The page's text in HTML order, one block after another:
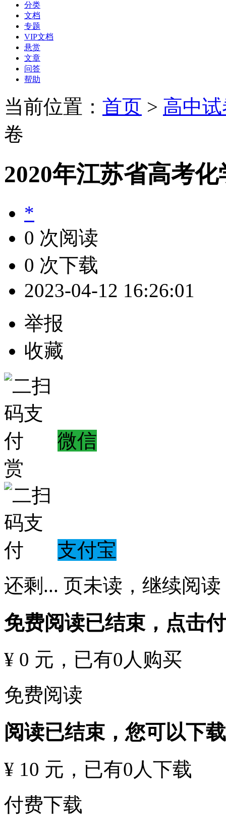
分类
文档
专题
VIP文档
悬赏
文章
问答
帮助
当前位置： 首页 > 高中
卷
2020年江苏省高考
*
0 次阅读
0 次下载
2023-04-12 16:26:01
举报
收藏
微信
赏
支付宝
还剩 ... 页未读， 继续阅读
免费阅读已结束，点击
¥ 0 元 ，已有0 人购买
免费阅读
阅读已结束，您可以下
¥ 10 元 ，已有0 人下载
付费下载